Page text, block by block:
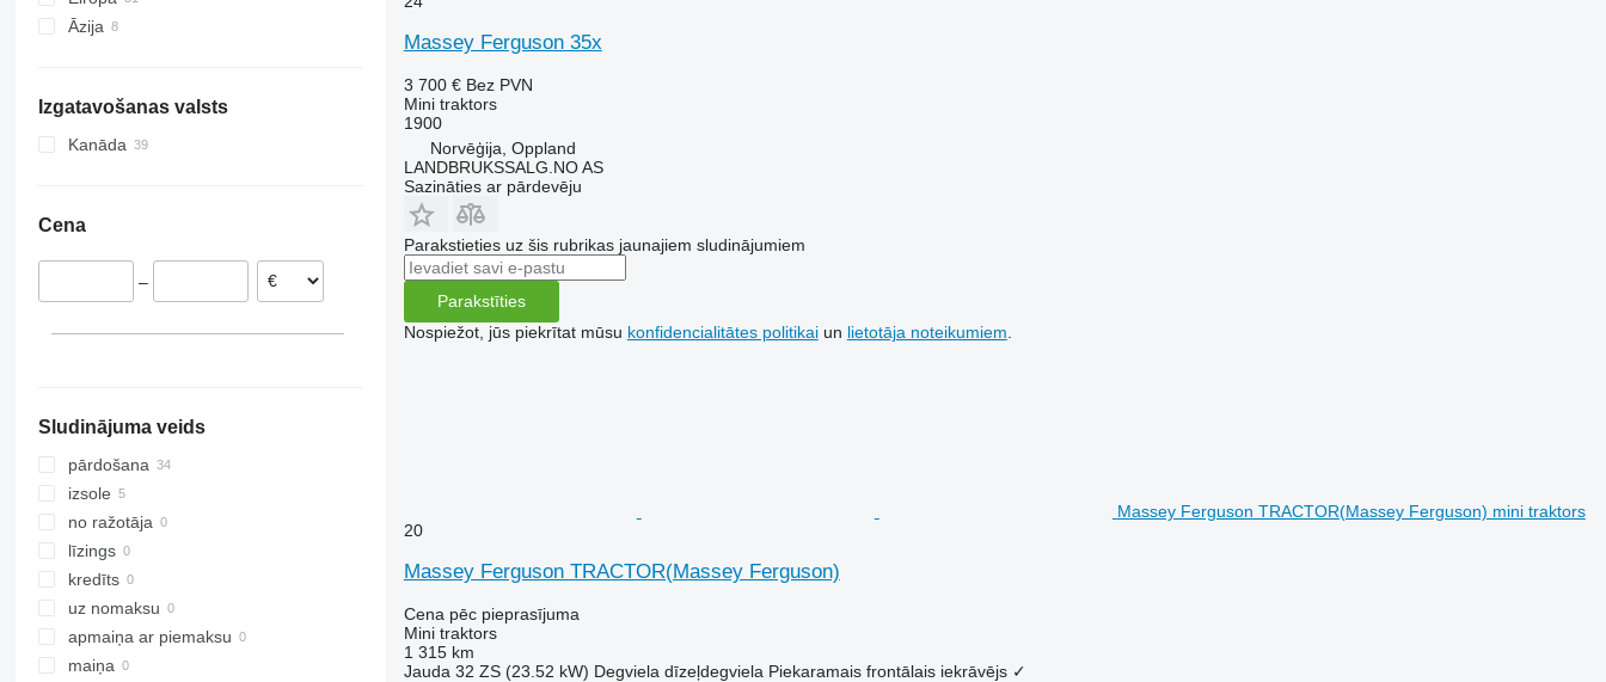
Dānija
Polija
Āzija
Izgatavošanas valsts
Kanāda
Cena
–
Sludinājuma veids
pārdošana
izsole
no ražotāja
līzings
kredīts
uz nomaksu
apmaiņa ar piemaksu
maiņa
Massey Ferguson 35x
3 700 € Bez PVN
Mini traktors
1900
Norvēģija, Oppland
LANDBRUKSSALG.NO AS
Sazināties ar pārdevēju
Parakstieties uz šis rubrikas jaunajiem sludinājumiem
Parakstīties
Nospiežot, jūs piekrītat mūsu konfidencialitātes politikaiun lietotāja noteikumiem
Massey Ferguson TRACTOR(Massey Ferguson) mini traktors
20
Massey Ferguson TRACTOR(Massey Ferguson)
Cena pēc pieprasījuma
Mini traktors
1 315 km
Jauda 32 ZS (23.52 kW) Degviela dīzeļdegviela Piekaramais frontālais iekrāvējs ✓